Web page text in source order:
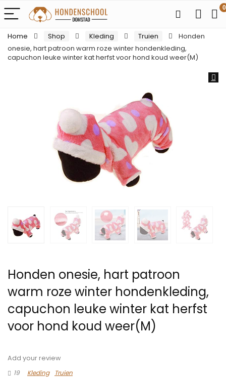
0
Home Shop Kleding Truien
Honden
onesie, hart patroon warm roze winter hondenkleding,
capuchon leuke winter kat herfst voor hond koud weer(M)
Honden onesie, hart patroon
warm roze winter hondenkleding,
capuchon leuke winter kat herfst
voor hond koud weer(M)
Add your review
19
Kleding Truien